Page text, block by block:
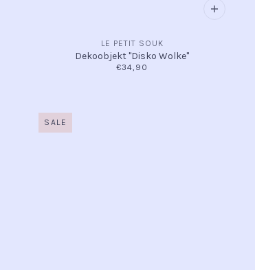
LE PETIT SOUK
Dekoobjekt "Disko Wolke"
€34,90
SALE